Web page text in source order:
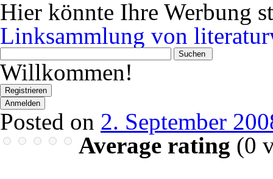
Hier könnte Ihre Werbung
Linksammlung von
Wonach
suchen
Sie?
Willkommen!
Registrieren
Anmelden
Posted on 2. September
Average rating (0